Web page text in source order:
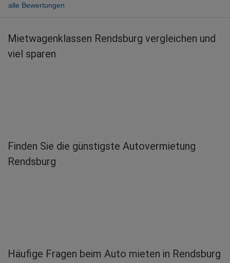
alle Bewertungen
Mietwagenklassen Rendsburg vergleichen und
viel sparen
Finden Sie die günstigste Autovermietung
Rendsburg
Häufige Fragen beim Auto mieten in Rendsburg